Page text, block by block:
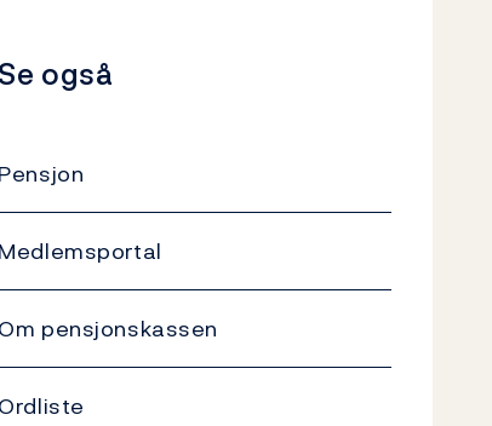
Se også
Pensjon
Medlemsportal
Om pensjonskassen
Ordliste